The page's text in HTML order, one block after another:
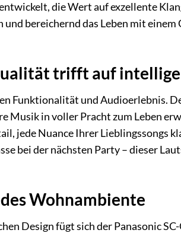
die Wert auf exzellente
und bereichernd das Leben mit
trifft auf
Funktionalität und Audioerlebnis.
Musik in voller Pracht zum Leben
jede Nuance Ihrer Lieblingssongs
bei der nächsten Party – dieser
Wohnambiente
Design fügt sich der Panasonic